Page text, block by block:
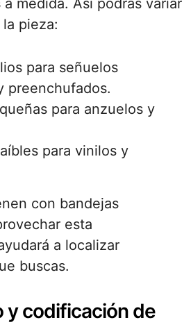
a medida. Así podrás variar
pieza:
para señuelos
preenchufados.
para anzuelos y
para vinilos y
con bandejas
esta
a localizar
buscas.
y codificación de